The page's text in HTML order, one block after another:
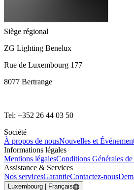
Siège régional
ZG Lighting Benelux
Rue de Luxembourg 177
8077 Bertrange
Tel: +352 26 44 03 50
Société
À propos de nousNouvelles et
Informations légales
Mentions légalesConditions Générales de
Assistance & Services
Nos servicesGarantieContactez-nous
Luxembourg | Français